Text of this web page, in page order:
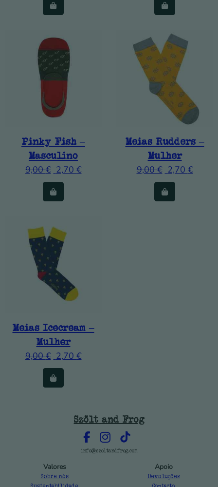
Pinky Fish –
Masculino
9,00€ 2,70 €
Meias Rudders –
Mulher
9,00€ 2,70 €
Meias Icecream –
Mulher
9,00€ 2,70 €
Szölt and Frog
info@szoltandfrog.com
Valores
Sobre nós
Apoio
Devoluções